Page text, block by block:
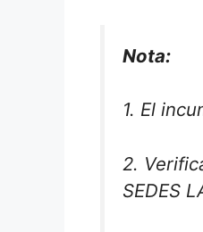
Nota:
1. El
2.
SEDES